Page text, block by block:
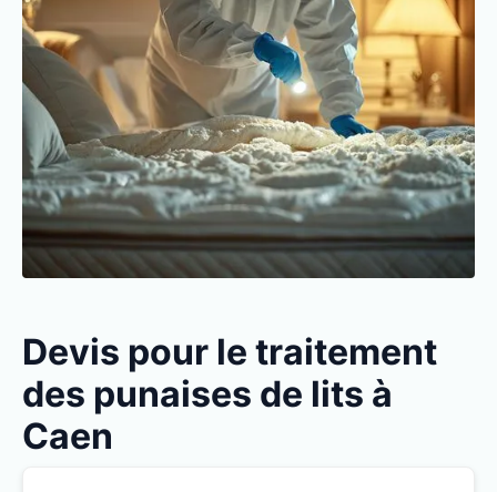
Devis pour le traitement
des punaises de lits à
Caen